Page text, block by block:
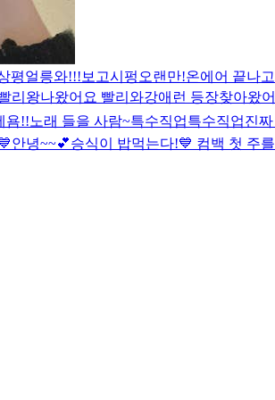
평얼릉와!!!보고시펑 오랜만!온에어 끝나
리왕나왔어요 빨리와강애런 등장찾아왔
욤!!노래 들을 사람~특수직업특수직업진
안녕~~💕승식이 밥먹는다!💙 컴백 첫 주